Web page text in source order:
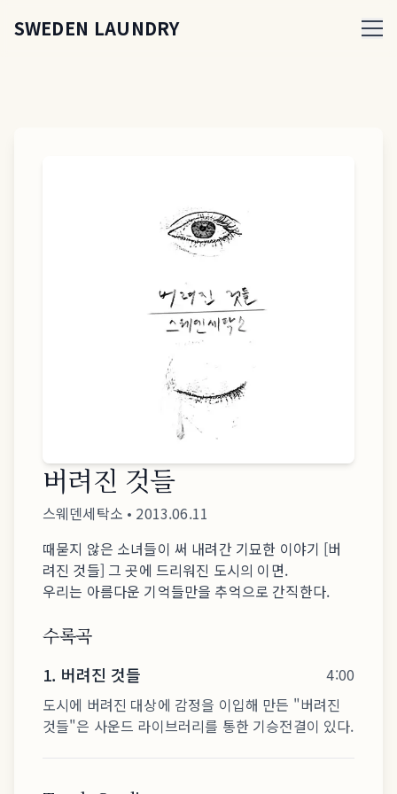
SWEDEN LAUNDRY
버려진 것들
스웨덴세탁소 • 2013.06.11
때묻지 않은 소녀들이 써 내려간 기묘한 이야기 [버
려진 것들] 그 곳에 드리워진 도시의 이면.
우리는 아름다운 기억들만을 추억으로 간직한다.
수록곡
1. 버려진 것들
4:00
도시에 버려진 대상에 감정을 이입해 만든 "버려진
것들"은 사운드 라이브러리를 통한 기승전결이 있다.